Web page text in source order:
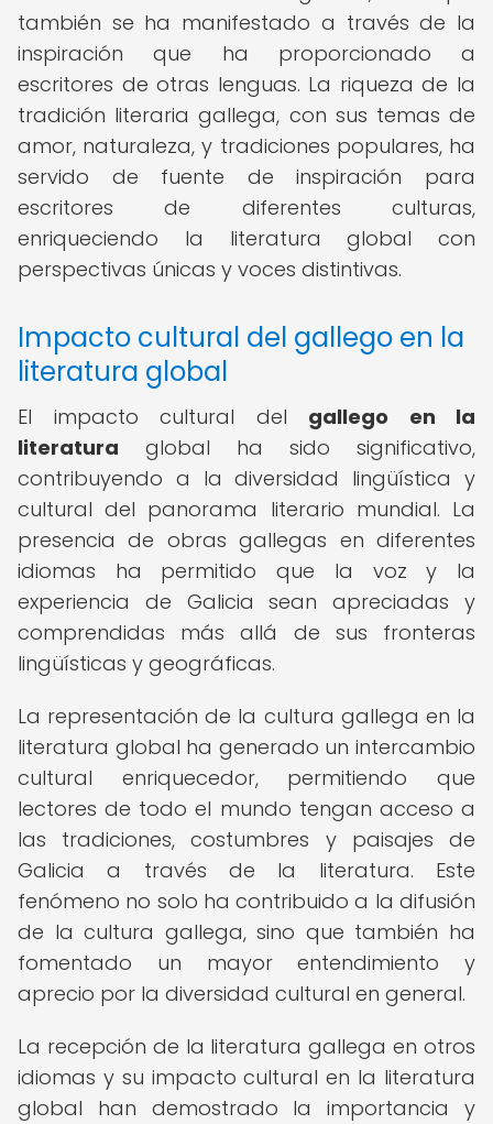
también se ha manifestado a través de la
inspiración que ha proporcionado a
escritores de otras lenguas. La riqueza de la
tradición literaria gallega, con sus temas de
amor, naturaleza, y tradiciones populares, ha
servido de fuente de inspiración para
escritores de diferentes culturas,
enriqueciendo la literatura global con
perspectivas únicas y voces distintivas.
Impacto cultural del gallego en la
literatura global
El impacto cultural del gallego en la
literatura global ha sido significativo,
contribuyendo a la diversidad lingüística y
cultural del panorama literario mundial. La
presencia de obras gallegas en diferentes
idiomas ha permitido que la voz y la
experiencia de Galicia sean apreciadas y
comprendidas más allá de sus fronteras
lingüísticas y geográficas.
La representación de la cultura gallega en la
literatura global ha generado un intercambio
cultural enriquecedor, permitiendo que
lectores de todo el mundo tengan acceso a
las tradiciones, costumbres y paisajes de
Galicia a través de la literatura. Este
fenómeno no solo ha contribuido a la difusión
de la cultura gallega, sino que también ha
fomentado un mayor entendimiento y
aprecio por la diversidad cultural en general.
La recepción de la literatura gallega en otros
idiomas y su impacto cultural en la literatura
global han demostrado la importancia y